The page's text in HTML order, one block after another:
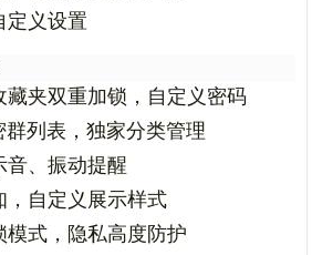
定义设置
藏夹双重加锁，自定义密码
列表，独家分类管理
音、振动提醒
，自定义展示样式
模式，隐私高度防护